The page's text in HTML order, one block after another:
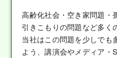
高齢化社会・空き家問題・
引きこもりの問題など多く
当社はこの問題を少しでも
よう、講演会やメディア・